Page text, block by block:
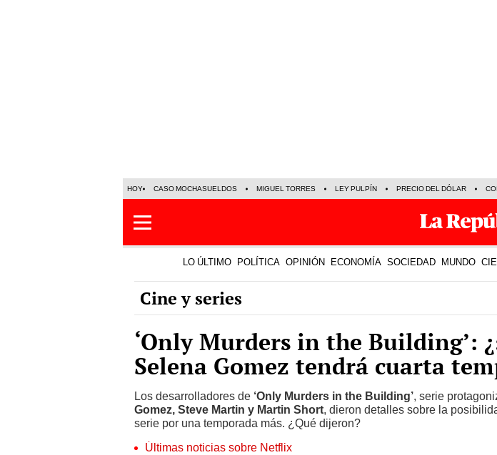
HOY CASO MOCHASUELDOS MIGUEL TORRES LEY PULPÍN PRECIO DEL DÓLAR
LO ÚLTIMO POLÍTICA OPINIÓN ECONOMÍA SOCIEDAD MUNDO
Cine y series
‘Only Murders in the Building’:
Selena Gomez tendrá cuarta
Los desarrolladores de ‘Only Murders in the Building’, serie
Gomez, Steve Martin y Martin Short, dieron detalles sobre la
serie por una temporada más. ¿Qué dijeron?
Últimas noticias sobre Netflix